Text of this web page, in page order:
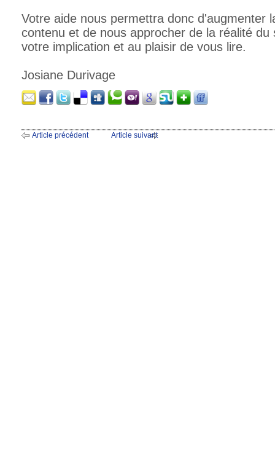
Votre aide nous permettra donc d'augmenter
contenu et de nous approcher de la réalité
votre implication et au plaisir de vous lire.
Josiane Durivage
Article précédent Article suivant